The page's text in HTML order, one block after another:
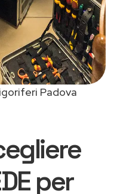
Padova
per